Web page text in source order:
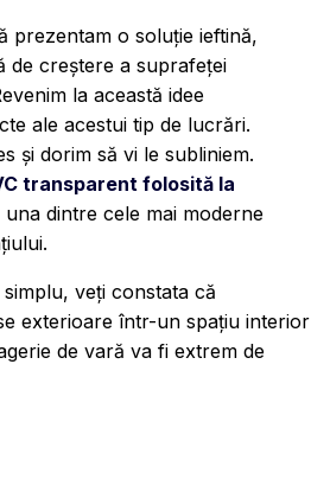
prezentam o soluție ieftină,
de creștere a suprafeței
la această idee
ale acestui tip de lucrări.
și dorim să vi le subliniem.
transparent folosită la
una dintre cele mai moderne
veți constata că
exterioare într-un spațiu interior
de vară va fi extrem de